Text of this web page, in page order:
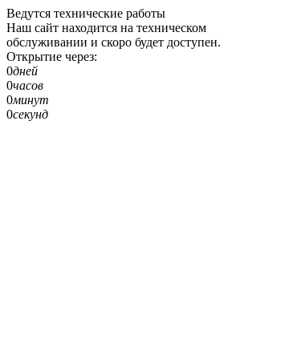
Ведутся технические работы
Наш сайт находится на техническом
обслуживании и скоро будет доступен.
Открытие через:
0дней
0часов
0минут
0секунд